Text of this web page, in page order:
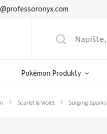
Pokémon Produkty
/ Scarlet & Violet / Surging Sparks